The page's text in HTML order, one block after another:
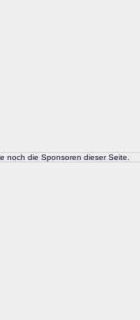
noch die Sponsoren dieser Seite.